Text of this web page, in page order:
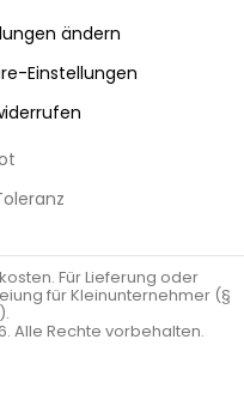
ändern
Einstellungen
Für Lieferung oder
für Kleinunternehmer (§
Alle Rechte vorbehalten.